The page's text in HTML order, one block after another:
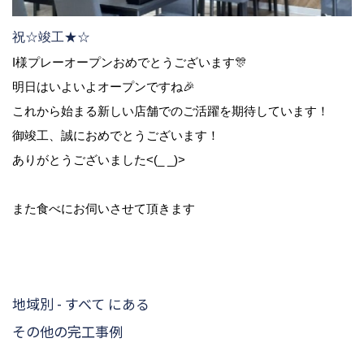
祝☆竣工★☆
I様プレーオープンおめでとうございます🎊
明日はいよいよオープンですね🎉
これから始まる新しい店舗でのご活躍を期待しています！
御竣工、誠におめでとうございます！
ありがとうございました<(_ _)>
また食べにお伺いさせて頂きます
地域別 - すべて にある
その他の完工事例